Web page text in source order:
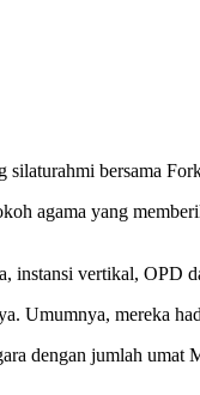
bersama
agama yang
instansi vertikal, OPD
Umumnya, mereka
dengan jumlah umat